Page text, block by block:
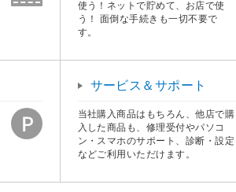
使う！ネットで貯めて、お店で使
う！ 面倒な手続きも一切不要で
す。
サービス＆サポート
当社購入商品はもちろん、他店で購
入した商品も、修理受付やパソコ
ン・スマホのサポート、診断・設定
などご利用いただけます。